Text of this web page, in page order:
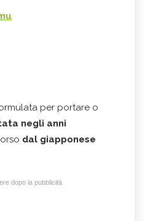
per portare o
negli anni
dal giapponese
dopo la pubblicità